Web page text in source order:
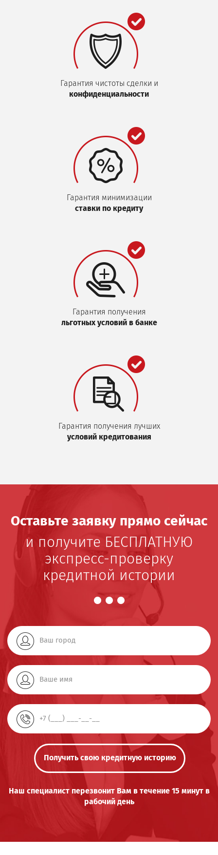
Гарантия чистоты сделки и
конфиденциальности
Гарантия минимизации
ставки по кредиту
Гарантия получения
льготных условий в банке
Гарантия получения лучших
условий кредитования
Оставьте заявку прямо сейчас
и получите БЕСПЛАТНУЮ
экспресс-проверку
кредитной истории
Получить свою кредитную историю
Наш специалист перезвонит Вам в течение 15 минут в
рабочий день